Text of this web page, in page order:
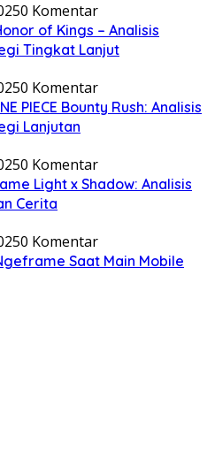
0 Komentar
of Kings – Analisis
Tingkat Lanjut
0 Komentar
PIECE Bounty Rush: Analisis
Lanjutan
0 Komentar
Light x Shadow: Analisis
Cerita
0 Komentar
Saat Main Mobile